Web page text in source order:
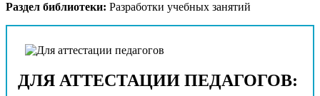
Раздел библиотеки: Разработки учебных занятий
ДЛЯ АТТЕСТАЦИИ ПЕДАГОГОВ: